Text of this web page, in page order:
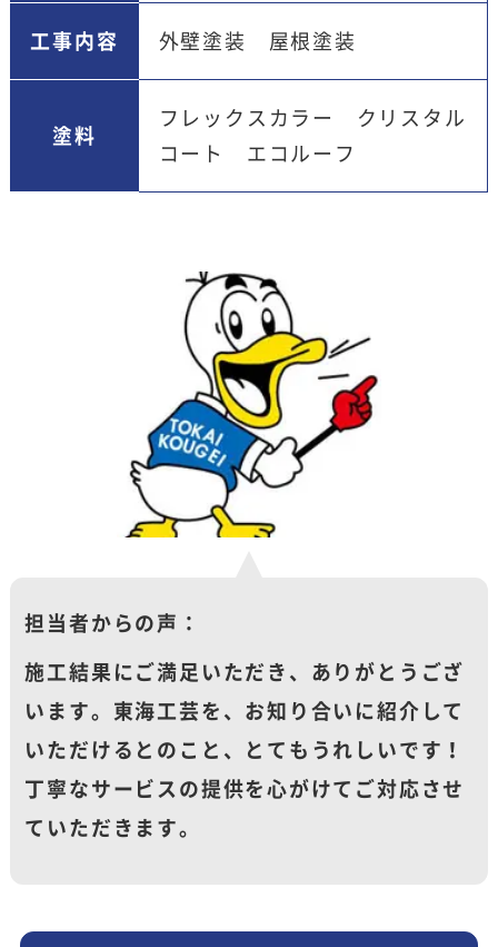
工事内容 外壁塗装 屋根塗装
塗料
フレックスカラー クリスタル
コート エコルーフ
担当者からの声：
施工結果にご満足いただき、ありがとうござ
います。東海工芸を、お知り合いに紹介して
いただけるとのこと、とてもうれしいです！
丁寧なサービスの提供を心がけてご対応させ
ていただきます。